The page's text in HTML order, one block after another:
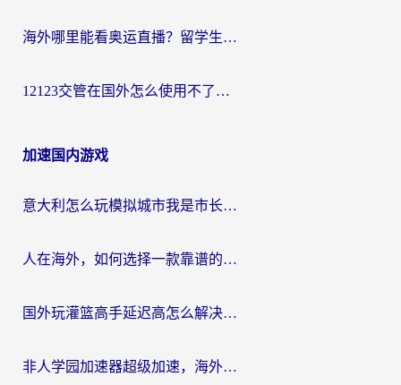
海外哪里能看奥运直播？留学生&海外华人必看的体育赛事观赛终极指南
12123交管在国外怎么使用不了？海外华人必看的无缝访问国内资源指南
加速国内游戏
意大利怎么玩模拟城市我是市长？海外党国服游戏加速终极攻略（附三国3量子特攻解决办法）
人在海外，如何选择一款靠谱的玩剑灵2加速器？
国外玩灌篮高手延迟高怎么解决？海外玩家国服游戏加速终极指南
非人学园加速器超级加速，海外玩家重返国服的通行证